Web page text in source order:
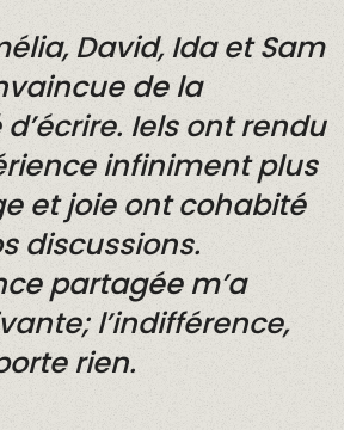
David, Ida et Sam
de la
Iels ont rendu
infiniment plus
et joie ont cohabité
discussions.
partagée m’a
l’indifférence,
rien.